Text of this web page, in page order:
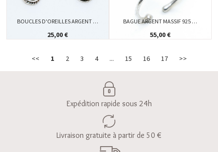
BOUCLES D'OREILLES ARGENT …
25,00 €
BAGUE ARGENT MASSIF 925 …
55,00 €
<< 1 2 3 4 ... 15 16 17 >>
Expédition rapide sous 24h
Livraison gratuite à partir de 50 €